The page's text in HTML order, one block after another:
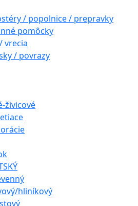
/ popolnice / prepravky
pomôcky
vrecia
/ povrazy
živicové
hliníkový